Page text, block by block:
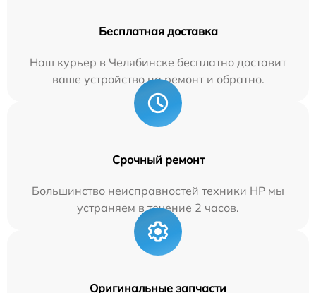
Бесплатная доставка
Наш курьер в Челябинске бесплатно доставит
ваше устройство на ремонт и обратно.
Срочный ремонт
Большинство неисправностей техники HP мы
устраняем в течение 2 часов.
Оригинальные запчасти